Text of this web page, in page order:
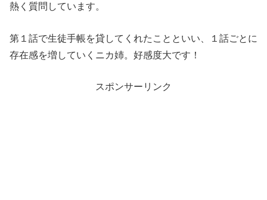
熱く質問しています。
第１話で生徒手帳を貸してくれたことといい、１話ごとに
存在感を増していくニカ姉。好感度大です！
スポンサーリンク